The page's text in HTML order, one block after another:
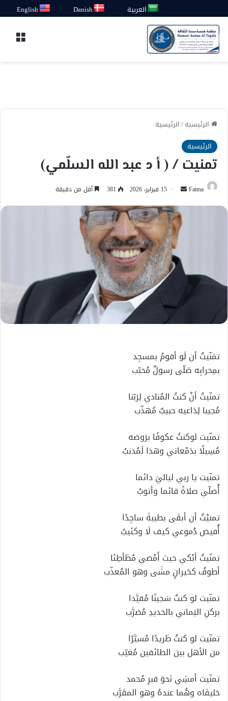
العربية Danish
English
الرئيسية/الرئيسية
الرئيسية
تمنيت / ( أ د عبد الله السلّمي)
Fatma
أرسل
إلكترونيا
15 فبراير، 2026 381 أقل من دقيقة
تمَنّيتُ أن لَو أقومُ بمسجِد
بمِحرابِه صَلّى رسولٌ مُحبّب
تمنّيتُ أنْ كنتُ المُنادي لِرَبّنا
مُجيبا لِدَاعيه حبيبٌ مُهذّب
تمنّيت لوكنتُ عكوفًا برَوضه
مُسِيلًا بدَمْعاتي وهذا لَمُذنبُ
تمنّيت يا ربي لياليَ دائما
أُصلّي صلاةً قائما وأتوبُ
تمنيْتُ أن أبقَى بطيبةَ ساجِدًا
أُفيض دُموعي كيف لَا وكئيبُ
تمنّيتُ أبْكي حيث أَمْضي مُطَأطِئا
أطوفُ كحَيرانٍ مشَى وهو المُعذّب
تمنّيت لو كنتُ سَجينًا مُقيَّدا
بركنِ اليَماني بالحديدِ مُضرَّب
تمنّيت لو كنتُ طَريدًا مُسيَّرًا
من الأهل بين الطائفين مُغيّب
تمنّيت أمشِي نَحوَ قبرِ مُحمد
خليفَاه وهُما عندهُ وهو المقَرَّب